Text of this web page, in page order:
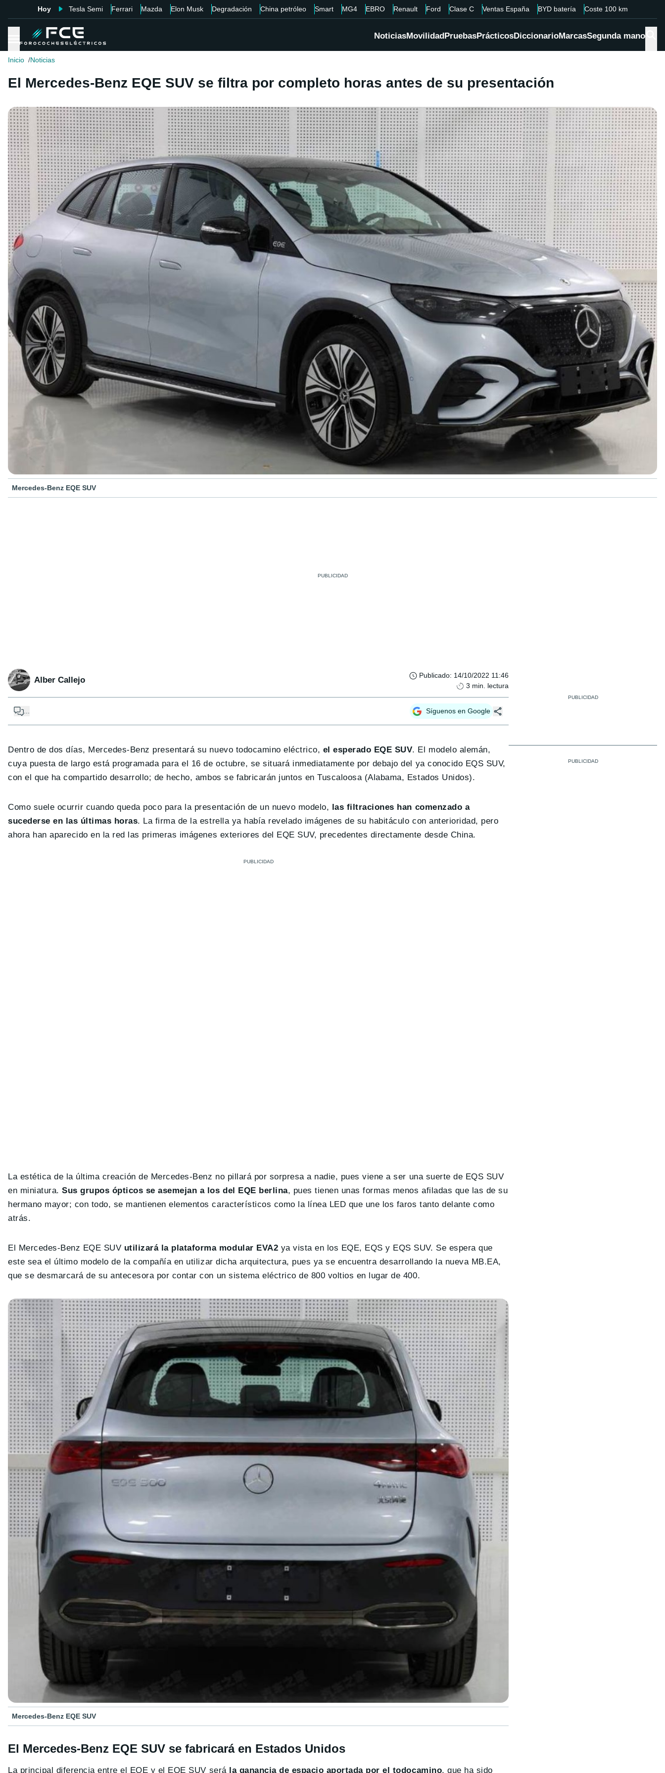
Hoy Tesla Semi Ferrari Mazda Elon Musk Degradación China petróleo Smart MG4 EBRO Renault Ford Clase C Ventas España BYD batería Coste 100 km
NoticiasMovilidadPruebasPrácticosDiccionarioMarcasSegunda mano
Inicio Noticias
El Mercedes-Benz EQE SUV se filtra por completo horas antes de su presentación
Mercedes-Benz EQE SUV
Alber Callejo Publicado: 14/10/2022 11:46
3 min. lectura
... Síguenos en Google
Dentro de dos días, Mercedes-Benz presentará su nuevo todocamino eléctrico, el esperado EQE SUV. El modelo alemán,
cuya puesta de largo está programada para el 16 de octubre, se situará inmediatamente por debajo del ya conocido EQS SUV,
con el que ha compartido desarrollo; de hecho, ambos se fabricarán juntos en Tuscaloosa (Alabama, Estados Unidos).
Como suele ocurrir cuando queda poco para la presentación de un nuevo modelo, las filtraciones han comenzado a
sucederse en las últimas horas. La firma de la estrella ya había revelado imágenes de su habitáculo con anterioridad, pero
ahora han aparecido en la red las primeras imágenes exteriores del EQE SUV, precedentes directamente desde China.
La estética de la última creación de Mercedes-Benz no pillará por sorpresa a nadie, pues viene a ser una suerte de EQS SUV
en miniatura.Sus grupos ópticos se asemejan a los del EQE berlina, pues tienen unas formas menos afiladas que las de su
hermano mayor; con todo, se mantienen elementos característicos como la línea LED que une los faros tanto delante como
atrás.
El Mercedes-Benz EQE SUV utilizará la plataforma modular EVA2 ya vista en los EQE, EQS y EQS SUV. Se espera que
este sea el último modelo de la compañía en utilizar dicha arquitectura, pues ya se encuentra desarrollando la nueva MB.EA,
que se desmarcará de su antecesora por contar con un sistema eléctrico de 800 voltios en lugar de 400.
Mercedes-Benz EQE SUV
El Mercedes-Benz EQE SUV se fabricará en Estados Unidos
La principal diferencia entre el EQE y el EQE SUV será la ganancia de espacio aportada por el todocamino, que ha sido